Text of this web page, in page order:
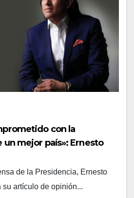
con la
mejor país»: Ernesto
de la Presidencia, Ernesto
su artículo de opinión...